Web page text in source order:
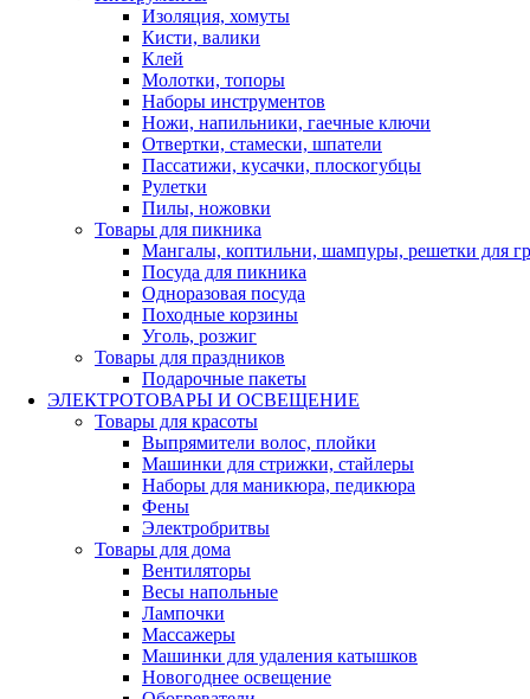
Изоляция, хомуты
Кисти, валики
Клей
Молотки, топоры
Наборы инструментов
Ножи, напильники, гаечные ключи
Отвертки, стамески, шпатели
Пассатижи, кусачки, плоскогубцы
Рулетки
Пилы, ножовки
Товары для пикника
Мангалы, коптильни, шампуры, решетки для
Посуда для пикника
Одноразовая посуда
Походные корзины
Уголь, розжиг
Товары для праздников
Подарочные пакеты
ЭЛЕКТРОТОВАРЫ И ОСВЕЩЕНИЕ
Товары для красоты
Выпрямители волос, плойки
Машинки для стрижки, стайлеры
Наборы для маникюра, педикюра
Фены
Электробритвы
Товары для дома
Вентиляторы
Весы напольные
Лампочки
Массажеры
Машинки для удаления катышков
Новогоднее освещение